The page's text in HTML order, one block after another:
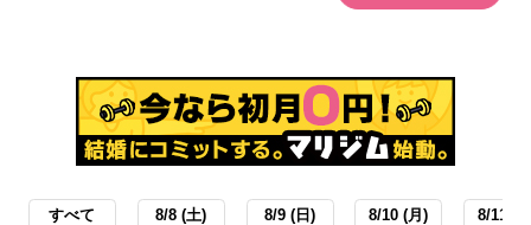
すべて 8/8 (土) 8/9 (日) 8/10 (月) 8/11 (